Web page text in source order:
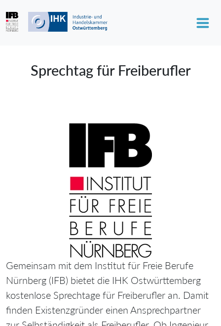
Sprechtag für Freiberufler
Gemeinsam mit dem Institut für Freie Berufe
Nürnberg (IFB) bietet die IHK Ostwürttemberg
kostenlose Sprechtage für Freiberufler an. Damit
finden Existenzgründer einen Ansprechpartner